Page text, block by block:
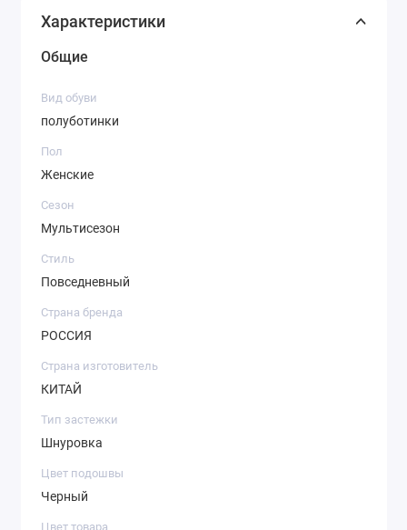
Характеристики
Общие
Вид обуви
полуботинки
Пол
Женские
Сезон
Мультисезон
Стиль
Повседневный
Страна бренда
РОССИЯ
Страна изготовитель
КИТАЙ
Тип застежки
Шнуровка
Цвет подошвы
Черный
Цвет товара